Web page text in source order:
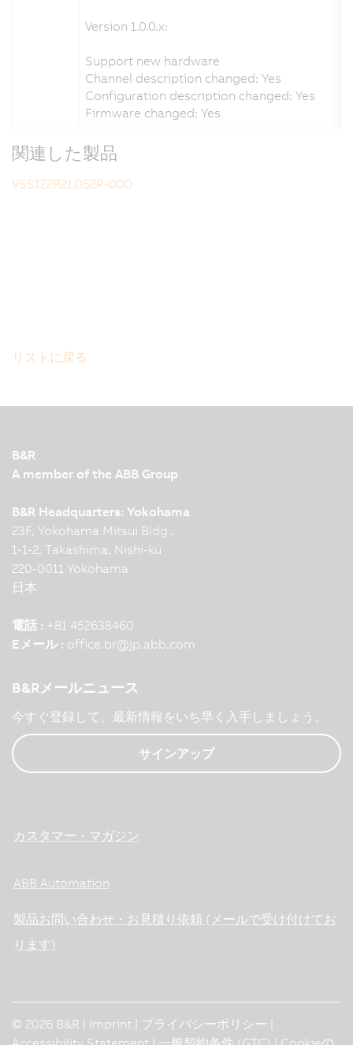
Version 1.0.0.x:
Support new hardware
Channel description changed: Yes
Configuration description changed: Yes
Firmware changed: Yes
関連した製品
VSS122R21.052P-000
リストに戻る
B&R
A member of the ABB Group
B&R Headquarters: Yokohama
23F, Yokohama Mitsui Bldg.,
1-1-2, Takashima, Nishi-ku
220-0011 Yokohama
日本
電話 : +81 452638460
Eメール : office.br@jp.abb.com
B&Rメールニュース
今すぐ登録して、最新情報をいち早く入手しましょう。
サインアップ
カスタマー・マガジン
ABB Automation
製品お問い合わせ・お見積り依頼 (メールで受け付けてお
ります)
© 2026 B&R | Imprint プライバシーポリシー